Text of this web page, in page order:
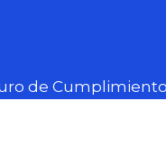
de Cumplimiento